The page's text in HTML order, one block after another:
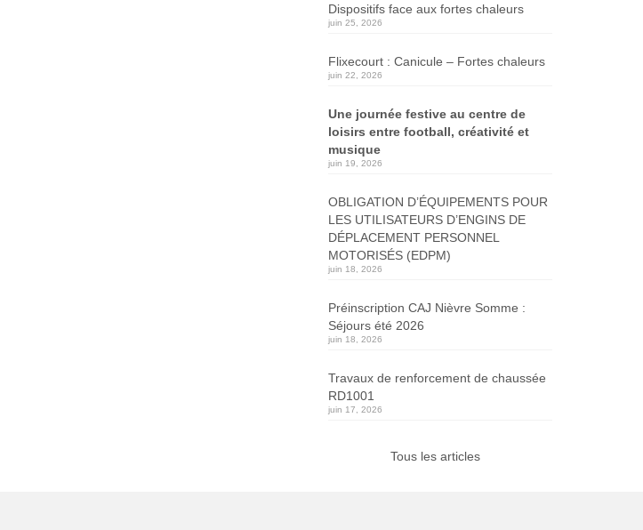
Dispositifs face aux fortes chaleurs
juin 25, 2026
Flixecourt : Canicule – Fortes chaleurs
juin 22, 2026
Une journée festive au centre de
loisirs entre football, créativité et
musique
juin 19, 2026
OBLIGATION D’ÉQUIPEMENTS POUR
LES UTILISATEURS D’ENGINS DE
DÉPLACEMENT PERSONNEL
MOTORISÉS (EDPM)
juin 18, 2026
Préinscription CAJ Nièvre Somme :
Séjours été 2026
juin 18, 2026
Travaux de renforcement de chaussée
RD1001
juin 17, 2026
Tous les articles